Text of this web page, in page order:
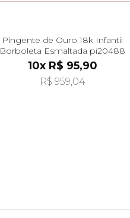
Pingente de Ouro 18k Infantil
Borboleta Esmaltada pi20488
10x R$ 95,90
R$ 959,04